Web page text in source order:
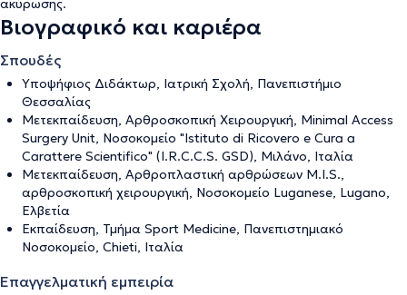
ακύρωσης.
Βιογραφικό και καριέρα
Σπουδές
Υποψήφιος Διδάκτωρ, Ιατρική Σχολή, Πανεπιστήμιο
Θεσσαλίας
Μετεκπαίδευση, Αρθροσκοπική Χειρουργική, Minimal Access
Surgery Unit, Νοσοκομείο "Istituto di Ricovero e Cura a
Carattere Scientifico" (I.R.C.C.S. GSD), Μιλάνο, Ιταλία
Μετεκπαίδευση, Αρθροπλαστική αρθρώσεων M.I.S.,
αρθροσκοπική χειρουργική, Νοσοκομείο Luganese, Lugano,
Ελβετία
Εκπαίδευση, Τμήμα Sport Medicine, Πανεπιστημιακό
Νοσοκομείο, Chieti, Ιταλία
Επαγγελματική εμπειρία